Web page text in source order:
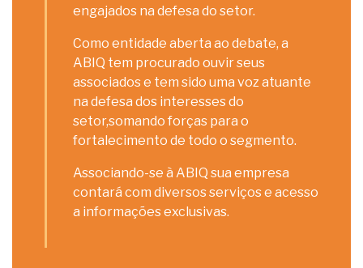
engajados na defesa do setor.
Como entidade aberta ao debate, a
ABIQ tem procurado ouvir seus
associados e tem sido uma voz atuante
na defesa dos interesses do
setor,somando forças para o
fortalecimento de todo o segmento.
Associando-se à ABIQ sua empresa
contará com diversos serviços e acesso
a informações exclusivas.